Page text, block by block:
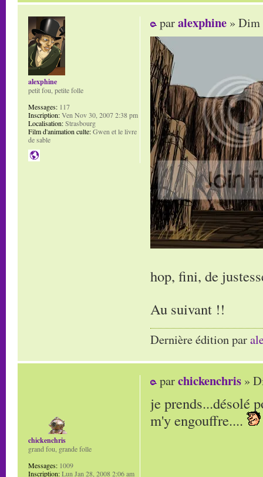
paralexphine » Dim
hop, fini, de
Au suivant !!
Dernière édition par
alexphine
petit fou, petite folle
Messages: 117
Inscription:Ven Nov 30, 2007 2:38 pm
Localisation:Strasbourg
Film d'animation culte:Gwen et le livre
de sable
parchickenchris »
je prends...désolé
m'y engouffre....
chickenchris
grand fou, grande folle
Messages: 1009
Inscription:Lun Jan 28, 2008 2:06 am